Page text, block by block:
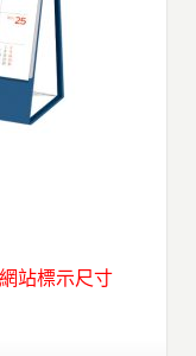
站標示尺寸